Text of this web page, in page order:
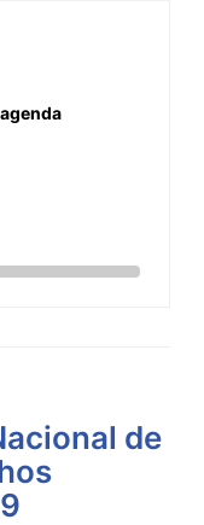
de